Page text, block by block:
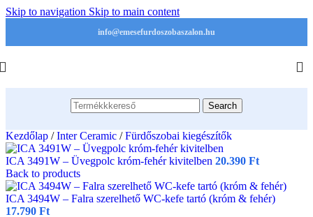
Skip to navigation Skip to main content
info@emesefurdoszobaszalon.hu
Search
Kezdőlap / Inter Ceramic / Fürdőszobai kiegészítők
ICA 3491W – Üvegpolc króm-fehér kivitelben 20.390 Ft
Back to products
ICA 3494W – Falra szerelhető WC-kefe tartó (króm & fehér)
17.790 Ft